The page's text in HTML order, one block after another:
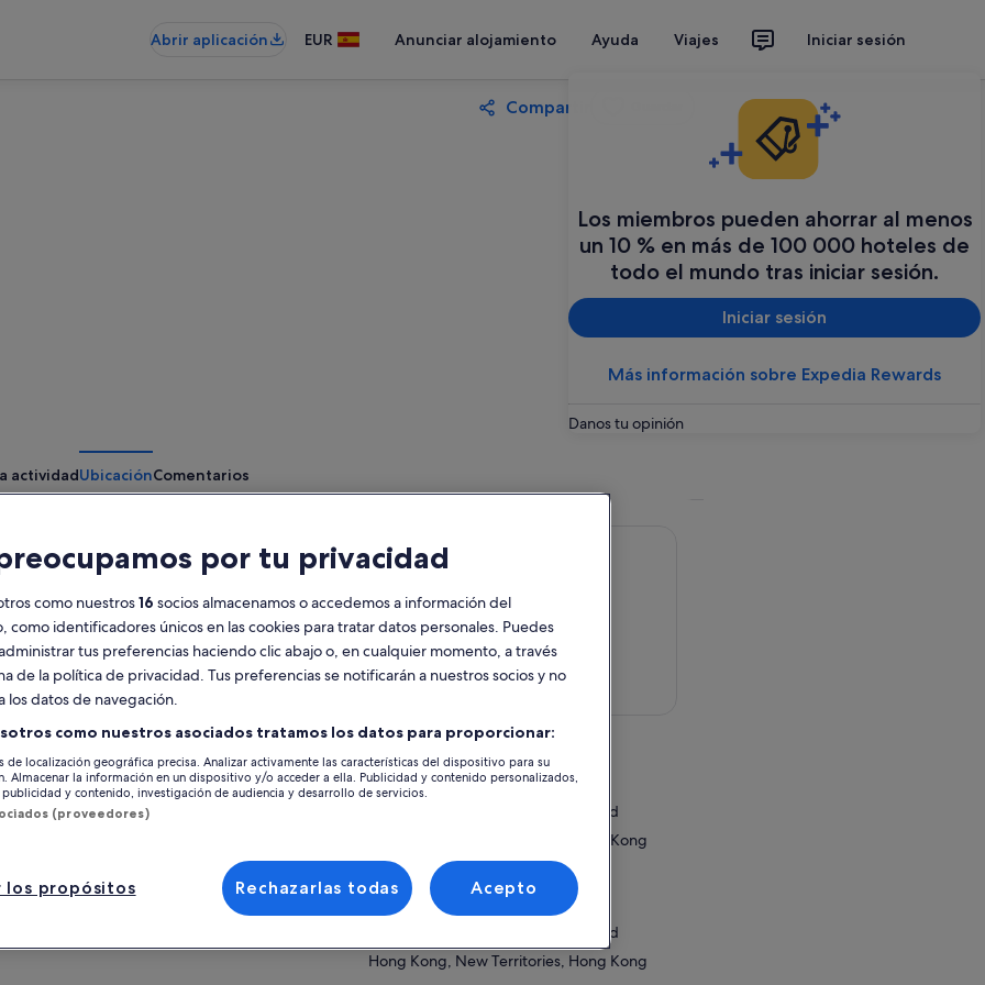
Abrir aplicación EUR Anunciar alojamiento Ayuda Viajes Iniciar sesión
Los miembros pueden ahorrar al menos
un 10 % en más de 100 000 hoteles de
todo el mundo tras iniciar sesión.
Iniciar sesión
Más información sobre Expedia Rewards
Danos tu opinión
Compartir
actividadUbicaciónComentarios
Cancelación
1 d o más
Vale móvil
Confirmación
instantánea
Amigos Disney
Más de 100 atracciones y ofertas de
entretenimiento diurnas y nocturnas
Eventos especiales durante todo el año y
Disfruta de un momento especial con tus
Amigos Disney favoritos
Ubicación de la actividad
Hong Kong Disneyland Resort
Hong Kong Disneyland Lantau Island
Hong Kong, New Territories, Hong Kong
Punto de encuentro o canjeo
Hong Kong Disneyland Resort
Hong Kong Disneyland Lantau Island
Hong Kong, New Territories, Hong Kong
por tu privacidad
como nuestros16 socios almacenamos o accedemos a información del
como identificadores únicos en las cookies para tratar datos personales. Puedes
tus preferencias haciendo clic abajo o, en cualquier momento, a través
de la política de privacidad. Tus preferencias se notificarán a nuestros socios y no
los datos de navegación.
como nuestros asociados tratamos los datos para proporcionar:
de localización geográfica precisa. Analizar activamente las características del dispositivo para su
Almacenar la información en un dispositivo y/o acceder a ella. Publicidad y contenido personalizados,
y contenido, investigación de audiencia y desarrollo de servicios.
(proveedores)
los propósitos Rechazarlas todas Acepto